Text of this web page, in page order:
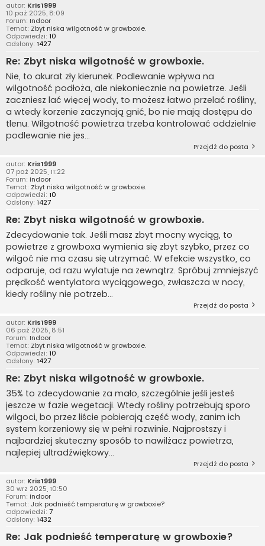
autor: Kris1999
10 paź 2025, 8:09
Forum: Indoor
Temat: Zbyt niska wilgotność w growboxie.
Odpowiedzi: 10
Odsłony: 1427
Re: Zbyt niska wilgotność w growboxie.
Nie, to akurat zły kierunek. Podlewanie wpływa na
wilgotność podłoża, ale niekoniecznie na powietrze. Jeśli
zaczniesz lać więcej wody, to możesz łatwo przelać rośliny,
a wtedy korzenie zaczynają gnić, bo nie mają dostępu do
tlenu. Wilgotność powietrza trzeba kontrolować oddzielnie
podlewanie nie jes...
Przejdź do posta
autor: Kris1999
07 paź 2025, 11:22
Forum: Indoor
Temat: Zbyt niska wilgotność w growboxie.
Odpowiedzi: 10
Odsłony: 1427
Re: Zbyt niska wilgotność w growboxie.
Zdecydowanie tak. Jeśli masz zbyt mocny wyciąg, to
powietrze z growboxa wymienia się zbyt szybko, przez co
wilgoć nie ma czasu się utrzymać. W efekcie wszystko, co
odparuje, od razu wylatuje na zewnątrz. Spróbuj zmniejszyć
prędkość wentylatora wyciągowego, zwłaszcza w nocy,
kiedy rośliny nie potrzeb...
Przejdź do posta
autor: Kris1999
06 paź 2025, 8:51
Forum: Indoor
Temat: Zbyt niska wilgotność w growboxie.
Odpowiedzi: 10
Odsłony: 1427
Re: Zbyt niska wilgotność w growboxie.
35% to zdecydowanie za mało, szczególnie jeśli jesteś
jeszcze w fazie wegetacji. Wtedy rośliny potrzebują sporo
wilgoci, bo przez liście pobierają część wody, zanim ich
system korzeniowy się w pełni rozwinie. Najprostszy i
najbardziej skuteczny sposób to nawilżacz powietrza,
najlepiej ultradźwiękowy...
Przejdź do posta
autor: Kris1999
30 wrz 2025, 10:50
Forum: Indoor
Temat: Jak podnieść temperaturę w growboxie?
Odpowiedzi: 7
Odsłony: 1432
Re: Jak podnieść temperaturę w growboxie?